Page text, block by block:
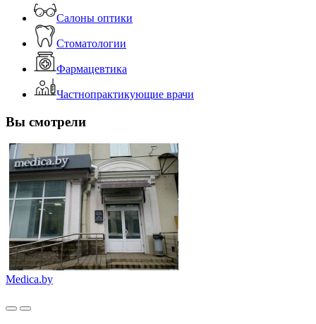
Салоны оптики
Стоматологии
Фармацевтика
Частнопрактикующие врачи
Вы смотрели
Medica.by